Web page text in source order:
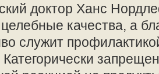
доктор Ханс
качества, а
служит